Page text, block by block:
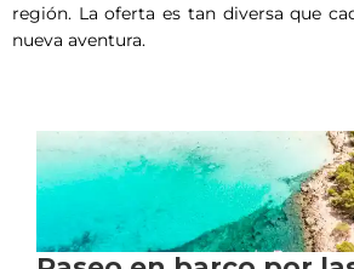
región. La oferta es tan diversa que
nueva aventura.